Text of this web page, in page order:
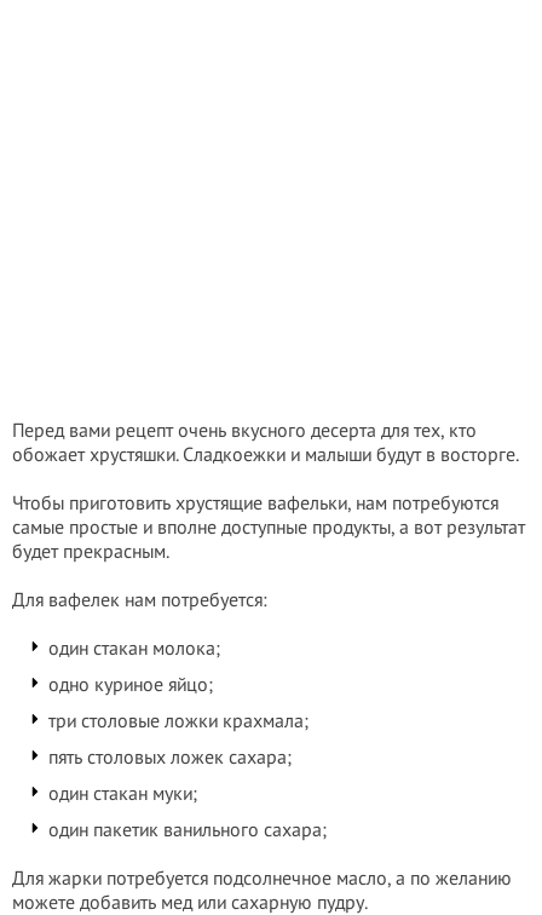
Перед вами рецепт очень вкусного десерта для тех, кто
обожает хрустяшки. Сладкоежки и малыши будут в восторге.
Чтобы приготовить хрустящие вафельки, нам потребуются
самые простые и вполне доступные продукты, а вот результат
будет прекрасным.
Для вафелек нам потребуется:
один стакан молока;
одно куриное яйцо;
три столовые ложки крахмала;
пять столовых ложек сахара;
один стакан муки;
один пакетик ванильного сахара;
Для жарки потребуется подсолнечное масло, а по желанию
можете добавить мед или сахарную пудру.